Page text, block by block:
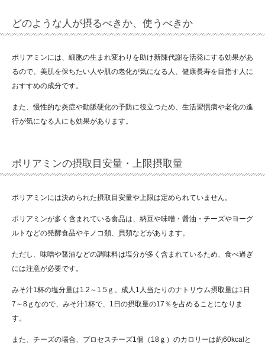
どのような人が摂るべきか、使うべきか
ポリアミンには、細胞の生まれ変わりを助け新陳代謝を活発にする効果があ
るので、美肌を保ちたい人や肌の老化が気になる人、健康長寿を目指す人に
おすすめの成分です。
また、慢性的な炎症や動脈硬化の予防に役立つため、生活習慣病や老化の進
行が気になる人にも効果があります。
ポリアミンの摂取目安量・上限摂取量
ポリアミンには決められた摂取目安量や上限は定められていません。
ポリアミンが多く含まれている食品は、納豆や味噌・醤油・チーズやヨーグ
ルトなどの発酵食品やキノコ類、貝類などがあります。
ただし、味噌や醤油などの調味料は塩分が多く含まれているため、食べ過ぎ
には注意が必要です。
みそ汁1杯の塩分量は1.2～1.5ｇ。成人1人当たりのナトリウム摂取量は1日
7～8ｇなので、みそ汁1杯で、1日の摂取量の17％を占めることになりま
す。
また、チーズの場合、プロセスチーズ1個（18ｇ）のカロリーは約60kcalと